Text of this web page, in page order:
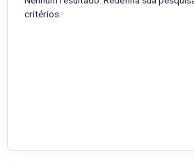
critérios.